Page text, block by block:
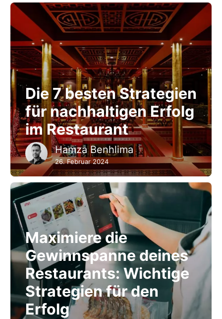
Die 7 besten Strategien
für nachhaltigen Erfolg
im Restaurant
Hamza Benhlima
26. Februar 2024
Maximiere die
Gewinnspanne deines
Restaurants: Wichtige
Strategien für den
Erfolg